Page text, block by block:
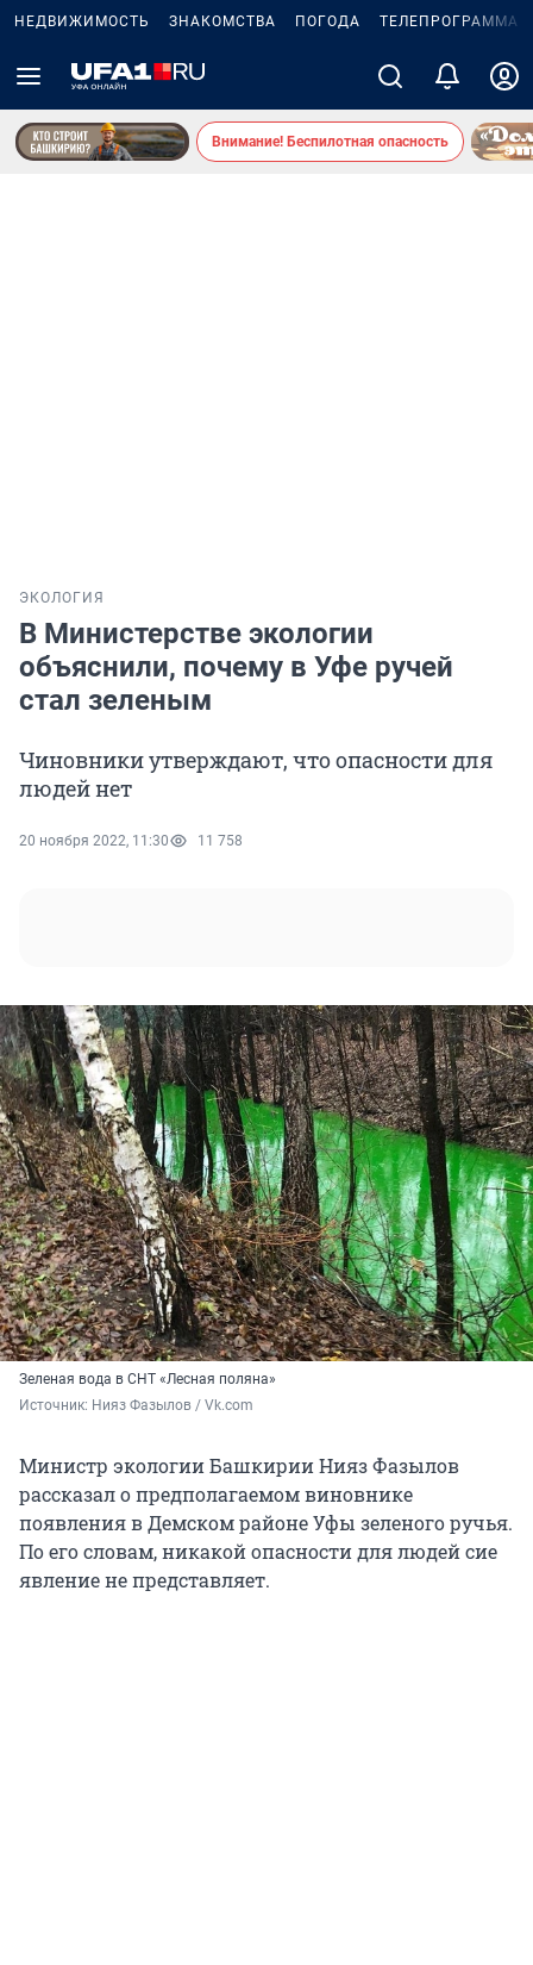
НЕДВИЖИМОСТЬ ЗНАКОМСТВА ПОГОДА ТЕЛЕПРОГРАММА
Внимание! Беспилотная опасность
ЭКОЛОГИЯ
В Министерстве экологии
объяснили, почему в Уфе ручей
стал зеленым
Чиновники утверждают, что опасности для
людей нет
20 ноября 2022, 11:30 11 758
Зеленая вода в СНТ «Лесная поляна»
Источник: Нияз Фазылов / Vk.com
Министр экологии Башкирии Нияз Фазылов
рассказал о предполагаемом виновнике
появления в Демском районе Уфы зеленого ручья.
По его словам, никакой опасности для людей сие
явление не представляет.